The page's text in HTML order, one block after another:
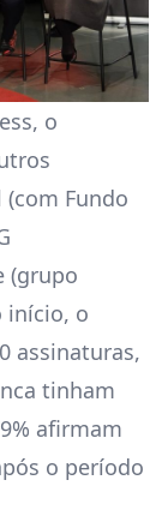
o
Fundo
(grupo
início, o
assinaturas,
tinham
afirmam
o período